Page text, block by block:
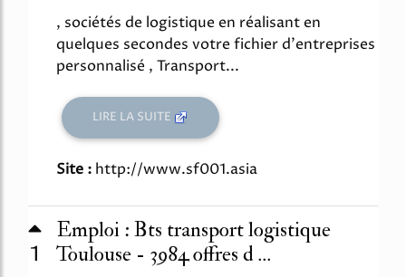
, sociétés de logistique en réalisant en
quelques secondes votre fichier d'entreprises
personnalisé , Transport...
LIRE LA SUITE
Site : http://www.sf001.asia
1
Emploi : Bts transport logistique
Toulouse - 3984 offres d ...